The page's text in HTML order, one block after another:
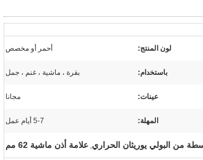
لون المنتج: أحمر أو مخصص
باستخدام: بقرة ، ماشية ، غنم ، جمل
عينات: مجانا
المهلة: 5-7 أيام عمل
من البولي يوريثان الحراري, علامة أذن ماشية 62 مم